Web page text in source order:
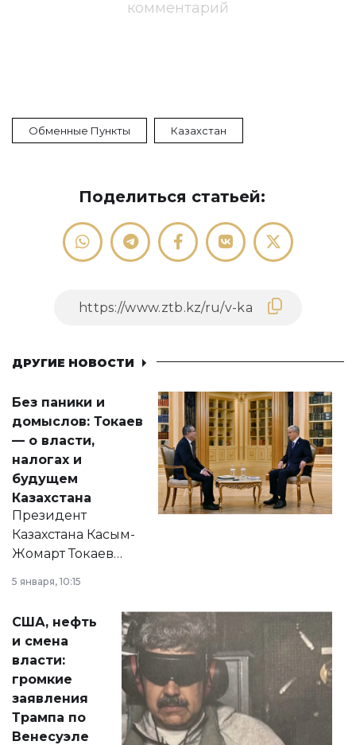
комментарий
Обменные Пункты Казахстан
Поделиться статьей:
ДРУГИЕ НОВОСТИ
Без паники и
домыслов: Токаев
— о власти,
налогах и
будущем
Казахстана
Президент
Казахстана Касым-
Жомарт Токаев
сразу несколько
актуальных тем —
от слухов о
политических
реформах до
вопросов армии,
экономики и
личного здоровья.
5 января, 10:15
США, нефть
и смена
власти:
громкие
заявления
Трампа по
Венесуэле